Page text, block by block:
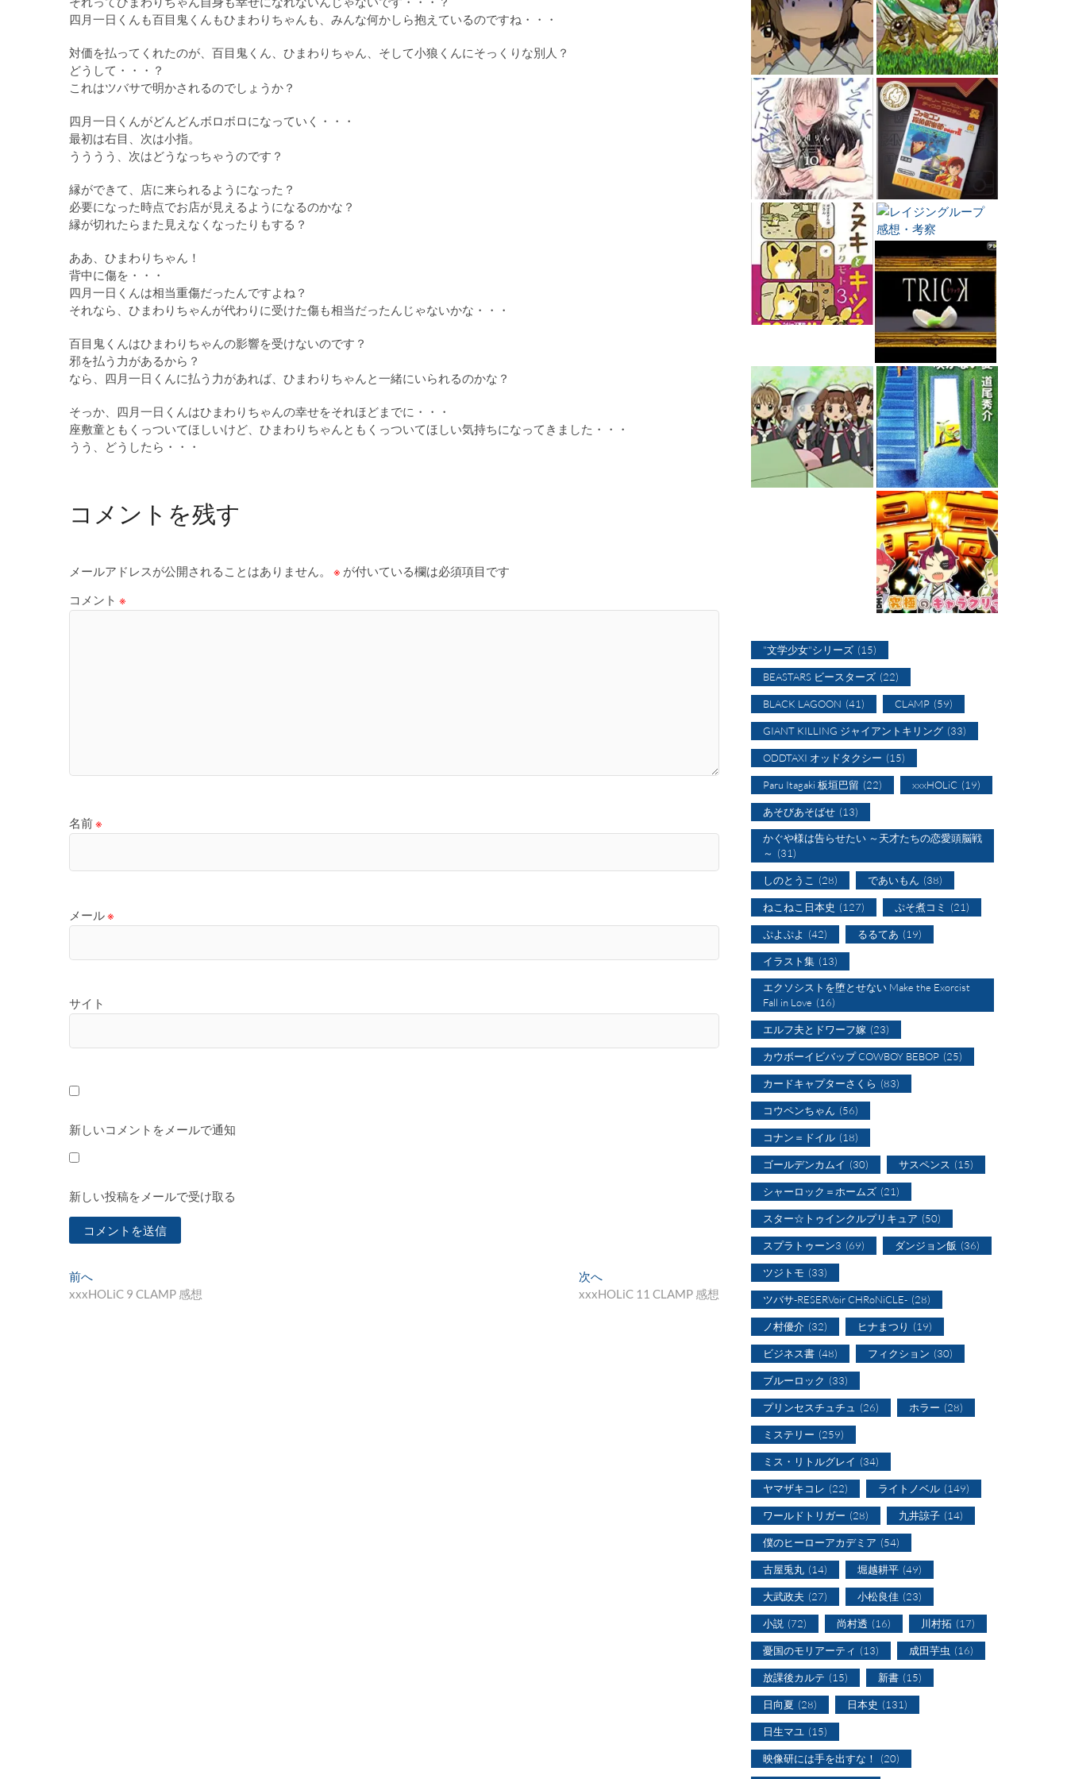
四月一日くんも百目鬼くんもひまわりちゃんも、みんな何かしら抱えているのですね・・・
対価を払ってくれたのが、百目鬼くん、ひまわりちゃん、そして小狼くんにそっくりな別人？
どうして・・・？
これはツバサで明かされるのでしょうか？
四月一日くんがどんどんボロボロになっていく・・・
最初は右目、次は小指。
うううう、次はどうなっちゃうのです？
縁ができて、店に来られるようになった？
必要になった時点でお店が見えるようになるのかな？
縁が切れたらまた見えなくなったりもする？
ああ、ひまわりちゃん！
背中に傷を・・・
四月一日くんは相当重傷だったんですよね？
それなら、ひまわりちゃんが代わりに受けた傷も相当だったんじゃないかな・・・
百目鬼くんはひまわりちゃんの影響を受けないのです？
邪を払う力があるから？
なら、四月一日くんに払う力があれば、ひまわりちゃんと一緒にいられるのかな？
そっか、四月一日くんはひまわりちゃんの幸せをそれほどまでに・・・
座敷童ともくっついてほしいけど、ひまわりちゃんともくっついてほしい気持ちになってきました・・・
うう、どうしたら・・・
コメントを残す
メールアドレスが公開されることはありません。 ※ が付いている欄は必須項目です
コメント ※
名前※
メール※
サイト
新しいコメントをメールで通知
新しい投稿をメールで受け取る
投
稿
前へ
去
xxxHOLiC 9 CLAMP 感想
次へ
の
xxxHOLiC 11 CLAMP 感想
"文学少女"シリーズ (15)
BEASTARS ビースターズ (22)
BLACK LAGOON (41) CLAMP (59)
GIANT KILLING ジャイアントキリング (33)
ODDTAXI オッドタクシー (15)
Paru Itagaki 板垣巴留 (22) xxxHOLiC (19)
あそびあそばせ (13)
かぐや様は告らせたい ～天才たちの恋愛頭脳戦
～ (31)
しのとうこ (28) であいもん (38)
ねこねこ日本史 (127) ぷそ煮コミ (21)
ぷよぷよ (42) るるてあ (19)
イラスト集 (13)
エクソシストを堕とせない Make the Exorcist
Fall in Love (16)
エルフ夫とドワーフ嫁 (23)
カウボーイビバップ COWBOY BEBOP (25)
カードキャプターさくら (83)
コウペンちゃん (56)
コナン＝ドイル (18)
ゴールデンカムイ (30) サスペンス (15)
シャーロック＝ホームズ (21)
スター☆トゥインクルプリキュア (50)
スプラトゥーン3 (69) ダンジョン飯 (36)
ツジトモ (33)
ツバサ-RESERVoir CHRoNiCLE- (28)
ノ村優介 (32) ヒナまつり (19)
ビジネス書 (48) フィクション (30)
ブルーロック (33)
プリンセスチュチュ (26) ホラー (28)
ミステリー (259)
ミス・リトルグレイ (34)
ヤマザキコレ (22) ライトノベル (149)
ワールドトリガー (28) 九井諒子 (14)
僕のヒーローアカデミア (54)
古屋兎丸 (14) 堀越耕平 (49)
大武政夫 (27) 小松良佳 (23)
小説 (72) 尚村透 (16) 川村拓 (17)
憂国のモリアーティ (13) 成田芋虫 (16)
放課後カルテ (15) 新書 (15)
日向夏 (28) 日本史 (131)
日生マユ (15)
映像研には手を出すな！ (20)